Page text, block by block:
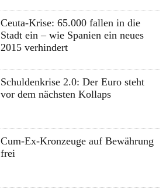
Ceuta-Krise: 65.000 fallen in die
Stadt ein – wie Spanien ein neues
2015 verhindert
Schuldenkrise 2.0: Der Euro steht
vor dem nächsten Kollaps
Cum-Ex-Kronzeuge auf Bewährung
frei